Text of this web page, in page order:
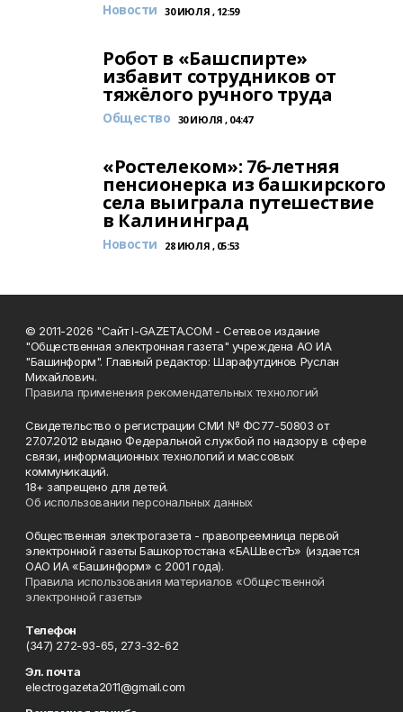
Новости 30 ИЮЛЯ , 12:59
Робот в «Башспирте»
избавит сотрудников от
тяжёлого ручного труда
Общество 30 ИЮЛЯ , 04:47
«Ростелеком»: 76-летняя
пенсионерка из башкирского
села выиграла путешествие
в Калининград
Новости 28 ИЮЛЯ , 05:53
© 2011-2026 "Сайт I-GAZETA.COM - Сетевое издание
"Общественная электронная газета" учреждена АО ИА
"Башинформ". Главный редактор: Шарафутдинов Руслан
Михайлович.
Правила применения рекомендательных технологий
Свидетельство о регистрации СМИ № ФС77-50803 от
27.07.2012 выдано Федеральной службой по надзору в сфере
связи, информационных технологий и массовых
коммуникаций.
18+ запрещено для детей.
Об использовании персональных данных
Общественная электрогазета - правопреемница первой
электронной газеты Башкортостана «БАШвестЪ» (издается
ОАО ИА «Башинформ» с 2001 года).
Правила использования материалов «Общественной
электронной газеты»
Телефон
(347) 272-93-65, 273-32-62
Эл. почта
electrogazeta2011@gmail.com